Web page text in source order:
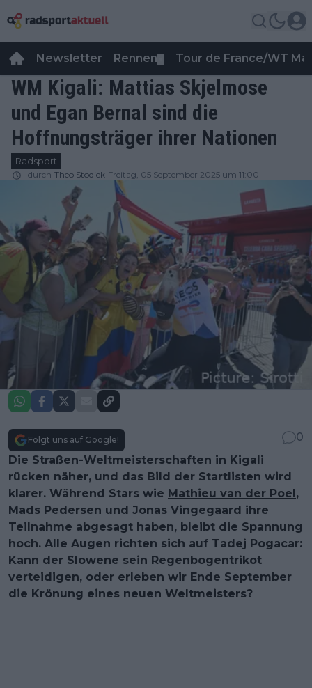
Newsletter Rennen Tour de France/WT
WM Kigali: Mattias Skjelmose
und Egan Bernal sind die
Hoffnungsträger ihrer Nationen
Radsport
durch Theo Stodiek Freitag, 05 September 2025 um 11:00
Folgt uns auf Google!
0
Die Straßen-Weltmeisterschaften in Kigali
rücken näher, und das Bild der Startlisten wird
klarer. Während Stars wie Mathieu van der Poel,
Mads Pedersen und Jonas Vingegaard ihre
Teilnahme abgesagt haben, bleibt die Spannung
hoch. Alle Augen richten sich auf Tadej Pogacar:
Kann der Slowene sein Regenbogentrikot
verteidigen, oder erleben wir Ende September
die Krönung eines neuen Weltmeisters?